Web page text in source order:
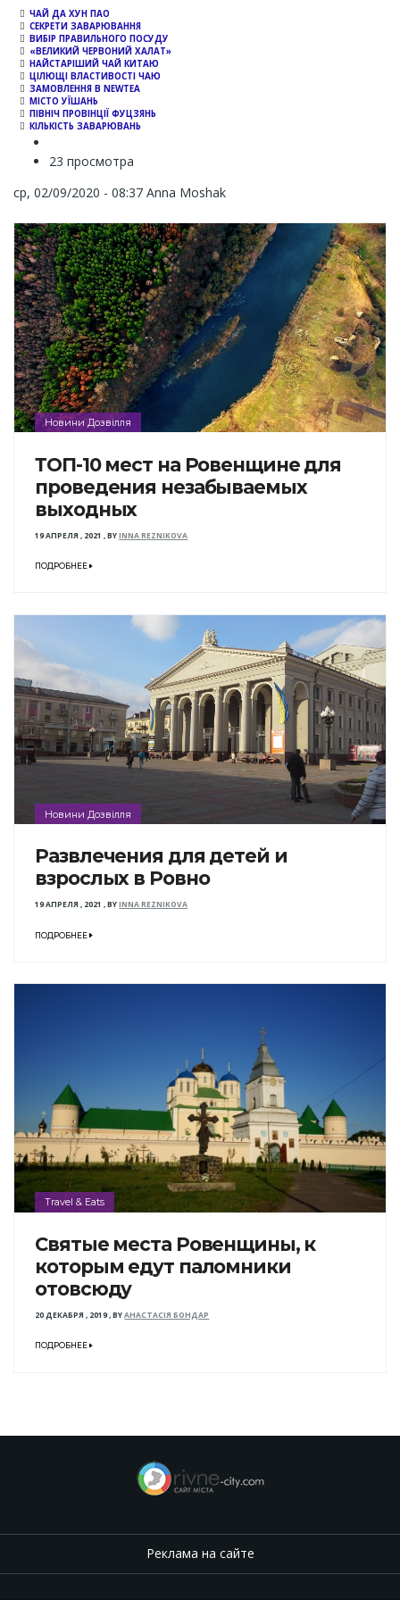
ЧАЙ ДА ХУН ПАО
СЕКРЕТИ ЗАВАРЮВАННЯ
ВИБІР ПРАВИЛЬНОГО ПОСУДУ
«ВЕЛИКИЙ ЧЕРВОНИЙ ХАЛАТ»
НАЙСТАРІШИЙ ЧАЙ КИТАЮ
ЦІЛЮЩІ ВЛАСТИВОСТІ ЧАЮ
ЗАМОВЛЕННЯ В NEWTEA
МІСТО УЇШАНЬ
ПІВНІЧ ПРОВІНЦІЇ ФУЦЗЯНЬ
КІЛЬКІСТЬ ЗАВАРЮВАНЬ
23 просмотра
ср, 02/09/2020 - 08:37 Anna Moshak
Новини Дозвілля
ТОП-10 мест на Ровенщине для
проведения незабываемых
выходных
19 АПРЕЛЯ , 2021 ,BYINNA REZNIKOVA
ПОДРОБНЕЕ
Новини Дозвілля
Развлечения для детей и
взрослых в Ровно
19 АПРЕЛЯ , 2021 ,BYINNA REZNIKOVA
ПОДРОБНЕЕ
Travel & Eats
Святые места Ровенщины, к
которым едут паломники
отовсюду
20 ДЕКАБРЯ , 2019,BYАНАСТАСІЯ БОНДАР
ПОДРОБНЕЕ
Реклама на сайте